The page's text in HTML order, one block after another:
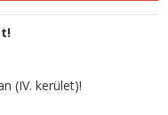
(IV. kerület)!